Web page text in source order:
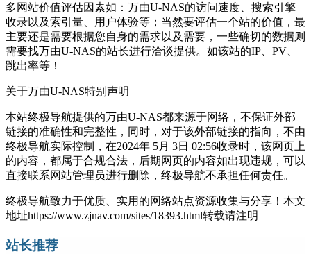
多网站价值评估因素如：万由U-NAS的访问速度、搜索引擎
收录以及索引量、用户体验等；当然要评估一个站的价值，最
主要还是需要根据您自身的需求以及需要，一些确切的数据则
需要找万由U-NAS的站长进行洽谈提供。如该站的IP、PV、
跳出率等！
关于万由U-NAS特别声明
本站终极导航提供的万由U-NAS都来源于网络，不保证外部
链接的准确性和完整性，同时，对于该外部链接的指向，不由
终极导航实际控制，在2024年 5月 3日 02:56收录时，该网页上
的内容，都属于合规合法，后期网页的内容如出现违规，可以
直接联系网站管理员进行删除，终极导航不承担任何责任。
终极导航致力于优质、实用的网络站点资源收集与分享！ 本文
地址https://www.zjnav.com/sites/18393.html转载请注明
站长推荐